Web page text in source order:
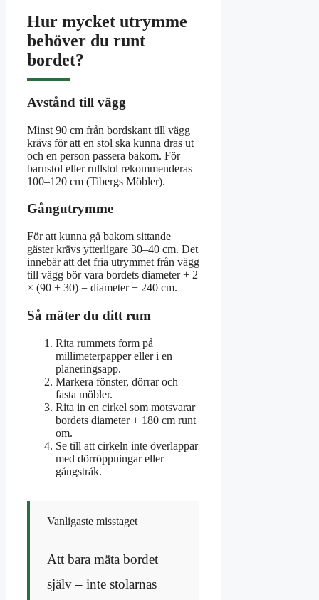
Hur mycket utrymme
behöver du runt
bordet?
Avstånd till vägg
Minst 90 cm från bordskant till vägg
krävs för att en stol ska kunna dras ut
och en person passera bakom. För
barnstol eller rullstol rekommenderas
100–120 cm (Tibergs Möbler).
Gångutrymme
För att kunna gå bakom sittande
gäster krävs ytterligare 30–40 cm. Det
innebär att det fria utrymmet från vägg
till vägg bör vara bordets diameter + 2
× (90 + 30) = diameter + 240 cm.
Så mäter du ditt rum
Rita rummets form på
millimeterpapper eller i en
planeringsapp.
Markera fönster, dörrar och
fasta möbler.
Rita in en cirkel som motsvarar
bordets diameter + 180 cm runt
om.
Se till att cirkeln inte överlappar
med dörröppningar eller
gångstråk.
Vanligaste misstaget
Att bara mäta bordet
själv – inte stolarnas